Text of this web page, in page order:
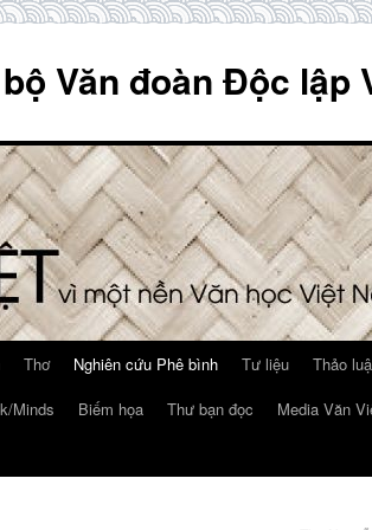
Văn đoàn Độc lập
Thơ Nghiên cứu Phê bình Tư liệu Thảo
Minds Biếm họa Thư bạn đọc Media Văn